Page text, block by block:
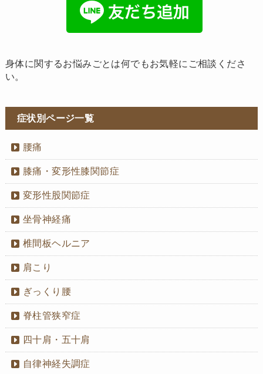
身体に関するお悩みごとは何でもお気軽にご相談くださ
い。
症状別ページ一覧
腰痛
膝痛・変形性膝関節症
変形性股関節症
坐骨神経痛
椎間板ヘルニア
肩こり
ぎっくり腰
脊柱管狭窄症
四十肩・五十肩
自律神経失調症